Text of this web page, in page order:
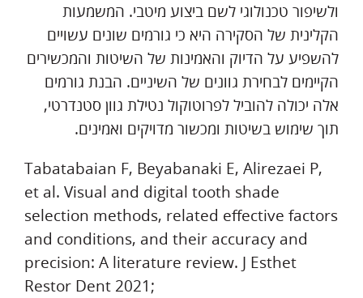
ולשיפור טכנולוגי לשם ביצוע מיטבי. המשמעות
הקלינית של הסקירה היא כי גורמים שונים עשויים
להשפיע על הדיוק והאמינות של השיטות והמכשירים
הקיימים לבחירת גוונים של השיניים. הבנת גורמים
אלה יכולה להוביל לפרוטוקול נטילת גוון סטנדרטי,
תוך שימוש בשיטות ומכשור מדויקים ואמינים.
Tabatabaian F, Beyabanaki E, Alirezaei P,
et al. Visual and digital tooth shade
selection methods, related effective factors
and conditions, and their accuracy and
precision: A literature review. J Esthet
Restor Dent 2021;